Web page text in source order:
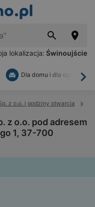
lokalizacja: Świnoujście
Dla domu i dla ogrodu
z o.o. i godziny otwarcia
z o.o. pod adresem
1, 37-700